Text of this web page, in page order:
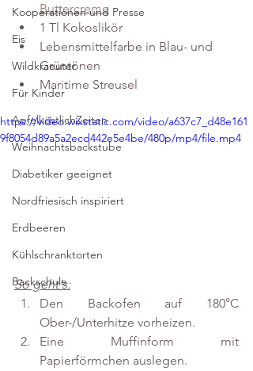
Kooperationen und Presse
Eis
Wildkraeuter
Für Kinder
ApfelköstlichZeiten
Weihnachtsbackstube
Diabetiker geeignet
Nordfriesisch inspiriert
Erdbeeren
Kühlschranktorten
Backschule
Buttercreme
1 Tl Kokoslikör
Lebensmittelfarbe in Blau- und
Grüntönen
Maritime Streusel
https://video.wixstatic.com/video/a637c7_d48e161
9f8054d89a5a2ecd442e5e4be/480p/mp4/file.mp4
So geht's:
Den Backofen auf 180°C
Ober-/Unterhitze vorheizen.
Eine Muffinform mit
Papierförmchen auslegen.